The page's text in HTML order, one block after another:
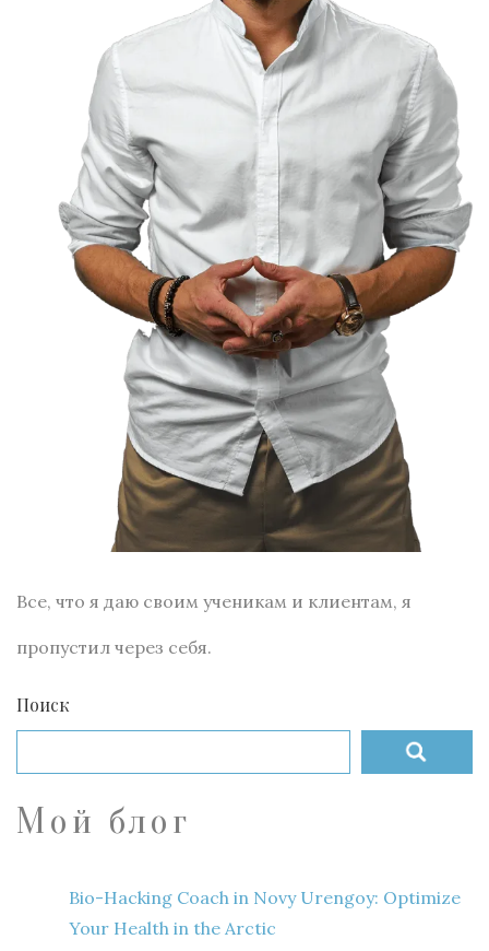
Все, что я даю своим ученикам и клиентам, я
пропустил через себя.
Поиск
Мой блог
Bio-Hacking Coach in Novy Urengoy: Optimize
Your Health in the Arctic